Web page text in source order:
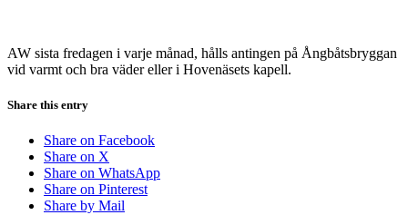
AW sista fredagen i varje månad, hålls antingen på Ångbåtsbryggan
vid varmt och bra väder eller i Hovenäsets kapell.
Share this entry
Share on Facebook
Share on X
Share on WhatsApp
Share on Pinterest
Share by Mail